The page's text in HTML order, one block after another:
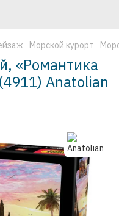
Морской курорт
«Романтика
Anatolian